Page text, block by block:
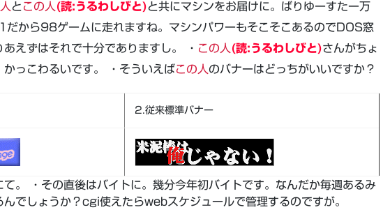
と この人 (読:うるわしびと)と共にマシンをお届けに。ばりゆーすたー万
から98ゲームに走れますね。マシンパワーもそこそこあるのでDOS窓
えずはそれで十分でありますし。 ・ この人 (読:うるわしびと)さんがちょ
かっこわるいです。 ・そういえばこの人 のバナーはどっちがいいですか？
2.従来標準バナー
て。 ・その直後はバイトに。幾分今年初バイトです。なんだか毎週あるみ
でしょうか？cgi使えたらwebスケジュールで管理するのですが。